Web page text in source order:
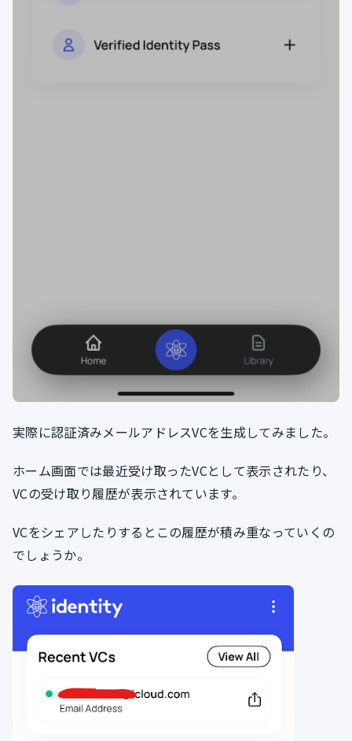
実際に認証済みメールアドレスVCを生成してみました。
ホーム画面では最近受け取ったVCとして表示されたり、
VCの受け取り履歴が表示されています。
VCをシェアしたりするとこの履歴が積み重なっていくの
でしょうか。